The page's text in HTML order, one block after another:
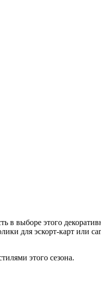
в выборе этого
для эскорт-карт или
этого сезона.